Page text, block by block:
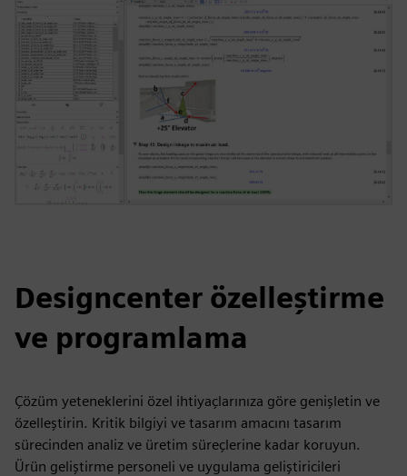
Designcenter özelleştirme
ve programlama
Çözüm yeteneklerini özel ihtiyaçlarınıza göre genişletin ve
özelleştirin. Kritik bilgiyi ve tasarım amacını tasarım
sürecinden analiz ve üretim süreçlerine kadar koruyun.
Ürün geliştirme personeli ve uygulama geliştiricileri